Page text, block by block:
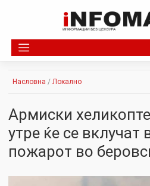
Насловна / Локално
Армиски
утре ќе се вклучат
пожарот во